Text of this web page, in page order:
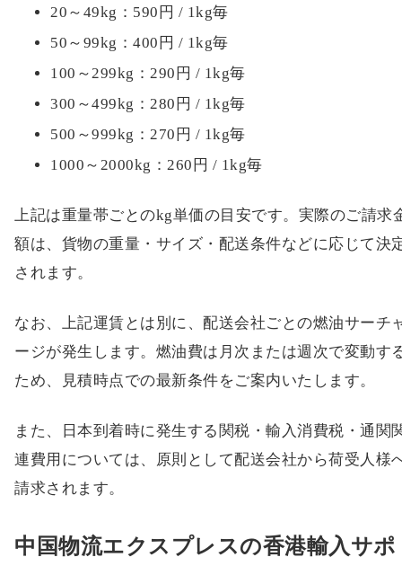
20～49kg：590円 / 1kg毎
50～99kg：400円 / 1kg毎
100～299kg：290円 / 1kg毎
300～499kg：280円 / 1kg毎
500～999kg：270円 / 1kg毎
1000～2000kg：260円 / 1kg毎
上記は重量帯ごとのkg単価の目安です。実際のご請求
額は、貨物の重量・サイズ・配送条件などに応じて決
されます。
なお、上記運賃とは別に、配送会社ごとの燃油サーチ
ージが発生します。燃油費は月次または週次で変動す
ため、見積時点での最新条件をご案内いたします。
また、日本到着時に発生する関税・輸入消費税・通関
連費用については、原則として配送会社から荷受人様
請求されます。
中国物流エクスプレスの香港輸入サポ